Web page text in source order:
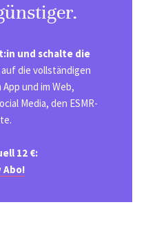
und schalte die
die vollständigen
und im Web,
Media, den ESMR-
12 €:
Abo!